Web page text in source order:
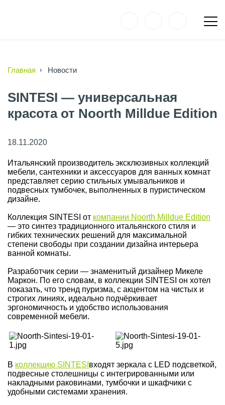
Главная Новости
SINTESI — универсальная
красота от Noorth Milldue Edition
18.11.2020
Итальянский производитель эксклюзивных коллекций
мебели, сантехники и аксессуаров для ванных комнат
представляет серию стильных умывальников и
подвесных тумбочек, выполненных в пуристическом
дизайне.
Коллекция SINTESI от компании Noorth Milldue Edition
— это синтез традиционного итальянского стиля и
гибких технических решений для максимальной
степени свободы при создании дизайна интерьера
ванной комнаты.
Разработчик серии — знаменитый дизайнер Микеле
Маркон. По его словам, в коллекции SINTESI он хотел
показать, что тренд пуризма, с акцентом на чистых и
строгих линиях, идеально подчёркивает
эргономичность и удобство использования
современной мебели.
В коллекцию SINTESI входят зеркала с LED подсветкой,
подвесные столешницы с интегрированными или
накладными раковинами, тумбочки и шкафчики с
удобными системами хранения.